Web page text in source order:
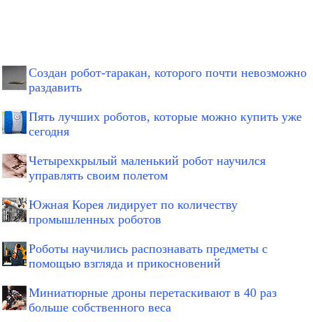
Создан робот-таракан, которого почти невозможно
раздавить
Пять лучших роботов, которые можно купить уже
сегодня
Четырехкрылый маленький робот научился
управлять своим полетом
Южная Корея лидирует по количеству
промышленных роботов
Роботы научились распознавать предметы с
помощью взгляда и прикосновений
Миниатюрные дроны перетаскивают в 40 раз
больше собственного веса